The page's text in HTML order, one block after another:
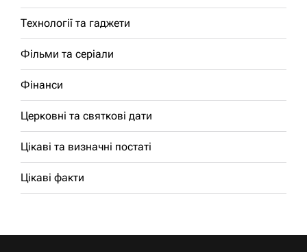
Технології та гаджети
Фільми та серіали
Фінанси
Церковні та святкові дати
Цікаві та визначні постаті
Цікаві факти